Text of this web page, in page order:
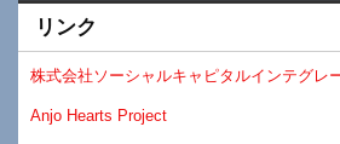
リンク
株式会社ソーシャルキャピタルインテグレ
Anjo Hearts Project